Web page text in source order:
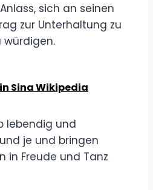
sich an seinen
zur Unterhaltung zu
würdigen.
Sina Wikipedia
lebendig und
je und bringen
in Freude und Tanz